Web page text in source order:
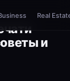
Real
и